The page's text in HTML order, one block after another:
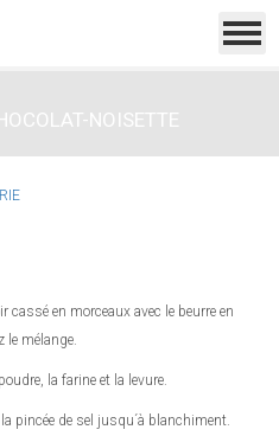
NOISETTE
cassé en morceaux avec le beurre en
le mélange.
la farine et la levure.
pincée de sel jusqu´à blanchiment.